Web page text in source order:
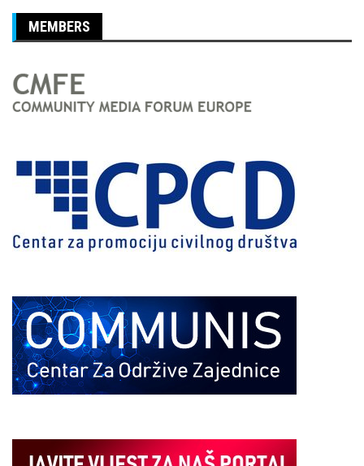
MEMBERS